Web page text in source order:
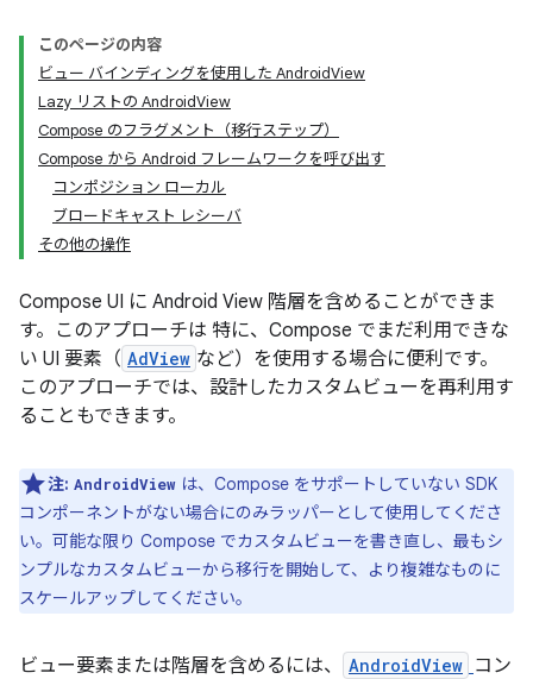
このページの内容
ビュー バインディングを使用した AndroidView
Lazy リストの AndroidView
Compose のフラグメント（移行ステップ）
Compose から Android フレームワークを呼び出す
コンポジション ローカル
ブロードキャスト レシーバ
その他の操作
Compose UI に Android View 階層を含めることができま
す。このアプローチは 特に、Compose でまだ利用できな
い UI 要素（ AdView など）を使用する場合に便利です。
このアプローチでは、設計したカスタムビューを再利用す
ることもできます。
注: AndroidView は、Compose をサポートしていない SDK
コンポーネントがない場合にのみラッパーとして使用してくださ
い。可能な限り Compose でカスタムビューを書き直し、最もシ
ンプルなカスタムビューから移行を開始して、より複雑なものに
スケールアップしてください。
ビュー要素または階層を含めるには、 AndroidView コン